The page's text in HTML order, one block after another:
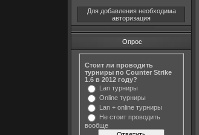
Для добавления необходима
авторизация
Опрос
Стоит ли проводить
турниры по Counter Strike
1.6 в 2012 году?
Lan турниры
Online турниры
Lan + online турниры
Не стоит проводить
вообще